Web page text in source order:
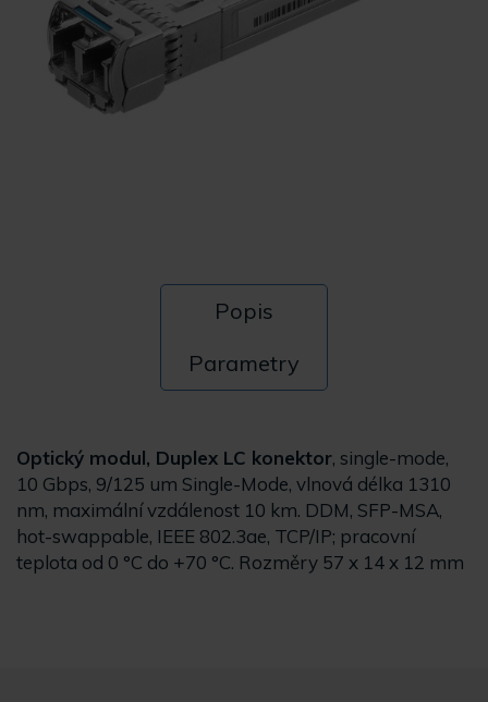
Popis
Parametry
Optický modul, Duplex LC konektor, single-mode,
10 Gbps, 9/125 um Single-Mode, vlnová délka 1310
nm, maximální vzdálenost 10 km. DDM, SFP-MSA,
hot-swappable, IEEE 802.3ae, TCP/IP; pracovní
teplota od 0 °C do +70 °C. Rozměry 57 x 14 x 12 mm